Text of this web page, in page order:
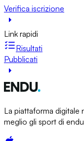
Verifica iscrizione
Link rapidi
Risultati
Pubblicati
La piattaforma digitale
meglio gli sport di